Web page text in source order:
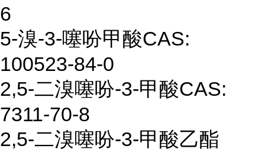
6
5-溴-3-噻吩甲酸CAS:
100523-84-0
2,5-二溴噻吩-3-甲酸CAS:
7311-70-8
2,5-二溴噻吩-3-甲酸乙酯